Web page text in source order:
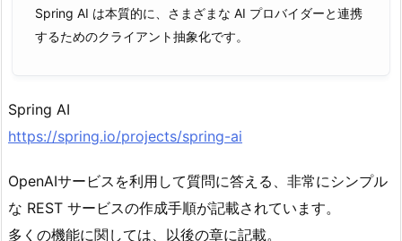
Spring AI は本質的に、さまざまな AI プロバイダーと連携
するためのクライアント抽象化です。
Spring AI
https://spring.io/projects/spring-ai
OpenAIサービスを利用して質問に答える、非常にシンプル
な REST サービスの作成手順が記載されています。
多くの機能に関しては、以後の章に記載。